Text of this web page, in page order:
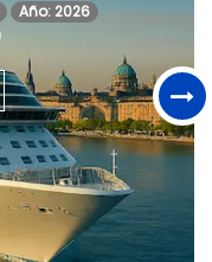
Año: 2026